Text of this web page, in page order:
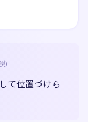
)
て位置づけら